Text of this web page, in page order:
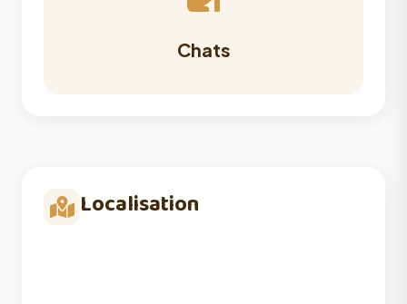
Chats
Localisation